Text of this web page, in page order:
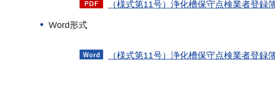
（様式第11号）浄化槽保守点検業者登録
Word形式
（様式第11号）浄化槽保守点検業者登